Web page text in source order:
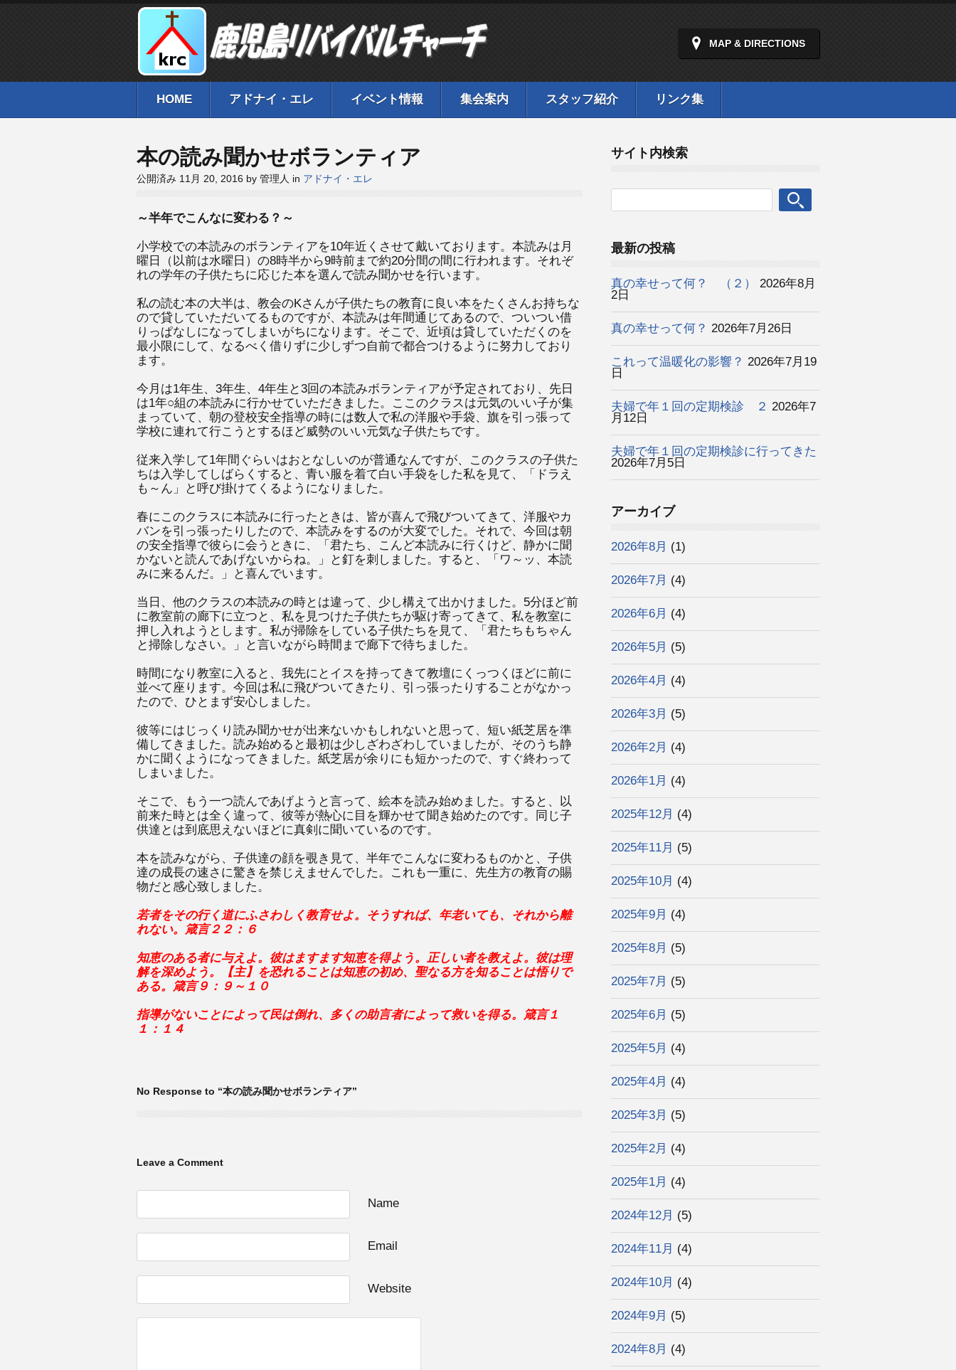
MAP & DIRECTIONS
HOME アドナイ・エレ イベント情報 集会案内 スタッフ紹介 リンク集
本の読み聞かせボランティア
公開済み 11月 20, 2016 by 管理人 in アドナイ・エレ
～半年でこんなに変わる？～
小学校での本読みのボランティアを10年近くさせて戴いております。本読みは月
曜日（以前は水曜日）の8時半から9時前まで約20分間の間に行われます。それぞ
れの学年の子供たちに応じた本を選んで読み聞かせを行います。
私の読む本の大半は、教会のKさんが子供たちの教育に良い本をたくさんお持ちな
ので貸していただいてるものですが、本読みは年間通じてあるので、ついつい借
りっぱなしになってしまいがちになります。そこで、近頃は貸していただくのを
最小限にして、なるべく借りずに少しずつ自前で都合つけるように努力しており
ます。
今月は1年生、3年生、4年生と3回の本読みボランティアが予定されており、先日
は1年○組の本読みに行かせていただきました。ここのクラスは元気のいい子が集
まっていて、朝の登校安全指導の時には数人で私の洋服や手袋、旗を引っ張って
学校に連れて行こうとするほど威勢のいい元気な子供たちです。
従来入学して1年間ぐらいはおとなしいのが普通なんですが、このクラスの子供た
ちは入学してしばらくすると、青い服を着て白い手袋をした私を見て、「ドラえ
も～ん」と呼び掛けてくるようになりました。
春にこのクラスに本読みに行ったときは、皆が喜んで飛びついてきて、洋服やカ
バンを引っ張ったりしたので、本読みをするのが大変でした。それで、今回は朝
の安全指導で彼らに会うときに、「君たち、こんど本読みに行くけど、静かに聞
かないと読んであげないからね。」と釘を刺しました。すると、「ワ～ッ、本読
みに来るんだ。」と喜んでいます。
当日、他のクラスの本読みの時とは違って、少し構えて出かけました。5分ほど前
に教室前の廊下に立つと、私を見つけた子供たちが駆け寄ってきて、私を教室に
押し入れようとします。私が掃除をしている子供たちを見て、「君たちもちゃん
と掃除しなさい。」と言いながら時間まで廊下で待ちました。
時間になり教室に入ると、我先にとイスを持ってきて教壇にくっつくほどに前に
並べて座ります。今回は私に飛びついてきたり、引っ張ったりすることがなかっ
たので、ひとまず安心しました。
彼等にはじっくり読み聞かせが出来ないかもしれないと思って、短い紙芝居を準
備してきました。読み始めると最初は少しざわざわしていましたが、そのうち静
かに聞くようになってきました。紙芝居が余りにも短かったので、すぐ終わって
しまいました。
そこで、もう一つ読んであげようと言って、絵本を読み始めました。すると、以
前来た時とは全く違って、彼等が熱心に目を輝かせて聞き始めたのです。同じ子
供達とは到底思えないほどに真剣に聞いているのです。
本を読みながら、子供達の顔を覗き見て、半年でこんなに変わるものかと、子供
達の成長の速さに驚きを禁じえませんでした。これも一重に、先生方の教育の賜
物だと感心致しました。
若者をその行く道にふさわしく教育せよ。そうすれば、年老いても、それから離
れない。箴言２２：６
知恵のある者に与えよ。彼はますます知恵を得よう。正しい者を教えよ。彼は理
解を深めよう。【主】を恐れることは知恵の初め、聖なる方を知ることは悟りで
ある。箴言９：９～１０
指導がないことによって民は倒れ、多くの助言者によって救いを得る。箴言１
１：１４
No Response to “本の読み聞かせボランティア”
Leave a Comment
Name
Email
Website
サイト内検索
最新の投稿
真の幸せって何？ （２）
2026年8月
2日
真の幸せって何？ 2026年7月26日
これって温暖化の影響？ 2026年7月19
日
夫婦で年１回の定期検診 ２ 2026年7
月12日
夫婦で年１回の定期検診に行ってきた
2026年7月5日
アーカイブ
2026年8月 (1)
2026年7月 (4)
2026年6月 (4)
2026年5月 (5)
2026年4月 (4)
2026年3月 (5)
2026年2月 (4)
2026年1月 (4)
2025年12月 (4)
2025年11月 (5)
2025年10月 (4)
2025年9月 (4)
2025年8月 (5)
2025年7月 (5)
2025年6月 (5)
2025年5月 (4)
2025年4月 (4)
2025年3月 (5)
2025年2月 (4)
2025年1月 (4)
2024年12月 (5)
2024年11月 (4)
2024年10月 (4)
2024年9月 (5)
2024年8月 (4)